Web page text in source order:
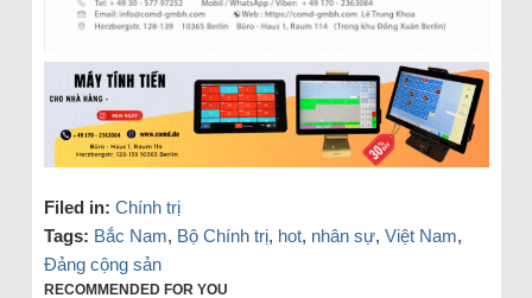
Filed in: Chính trị
Tags: Bắc Nam, Bộ Chính trị, hot, nhân sự, Việt Nam,
Đảng cộng sản
RECOMMENDED FOR YOU